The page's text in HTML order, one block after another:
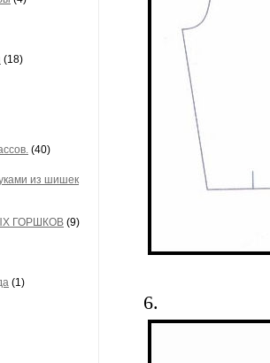
(18)
(40)
из шишек
ГОРШКОВ (9)
(1)
6.